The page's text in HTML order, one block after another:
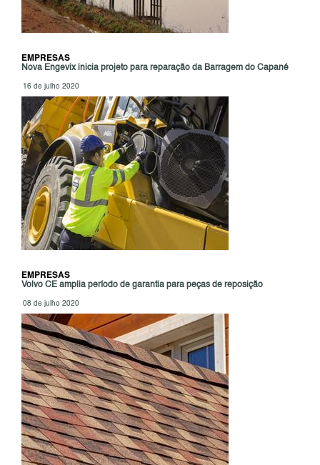
EMPRESAS
Nova Engevix inicia projeto para reparação da Barragem do Capané
16 de julho 2020
EMPRESAS
Volvo CE amplia período de garantia para peças de reposição
08 de julho 2020